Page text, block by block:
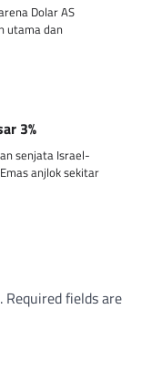
Dolar AS
utama dan
3%
senjata Israel-
anjlok sekitar
Required fields are